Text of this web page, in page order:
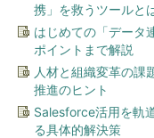
携」を救うツールと
はじめての「データ
ポイントまで解説
人材と組織変革の課
推進のヒント
Salesforce活用を軌
る具体的解決策